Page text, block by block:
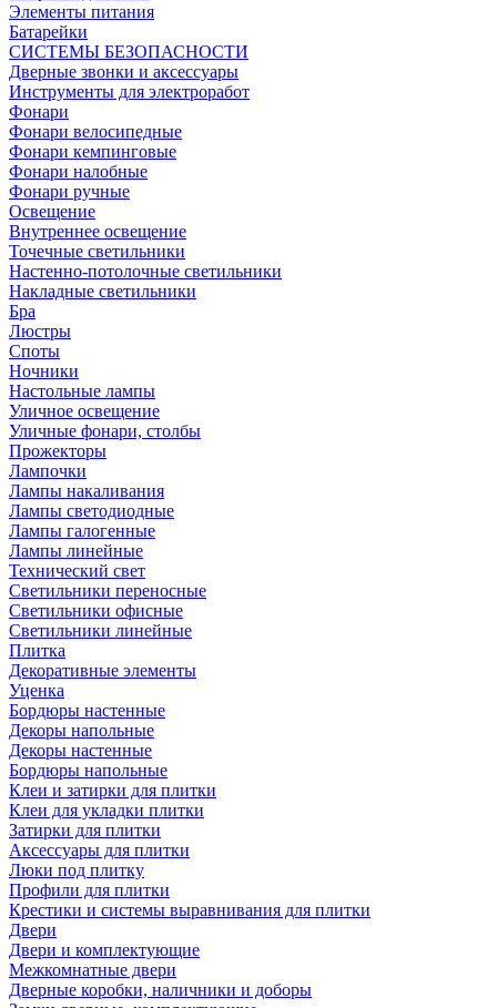
Элементы питания
Батарейки
СИСТЕМЫ БЕЗОПАСНОСТИ
Дверные звонки и аксессуары
Инструменты для электроработ
Фонари
Фонари велосипедные
Фонари кемпинговые
Фонари налобные
Фонари ручные
Освещение
Внутреннее освещение
Точечные светильники
Настенно-потолочные светильники
Накладные светильники
Бра
Люстры
Споты
Ночники
Настольные лампы
Уличное освещение
Уличные фонари, столбы
Прожекторы
Лампочки
Лампы накаливания
Лампы светодиодные
Лампы галогенные
Лампы линейные
Технический свет
Светильники переносные
Светильники офисные
Светильники линейные
Плитка
Декоративные элементы
Уценка
Бордюры настенные
Декоры напольные
Декоры настенные
Бордюры напольные
Клеи и затирки для плитки
Клеи для укладки плитки
Затирки для плитки
Аксессуары для плитки
Люки под плитку
Профили для плитки
Крестики и системы выравнивания для плитки
Двери
Двери и комплектующие
Межкомнатные двери
Дверные коробки, наличники и доборы